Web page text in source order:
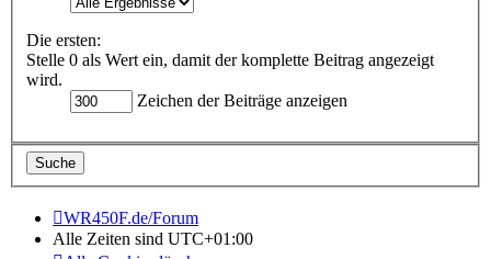
Die ersten:
Stelle 0 als Wert ein, damit der komplette Beitrag angezeigt
wird.
Zeichen der Beiträge anzeigen
WR450F.de/Forum
Alle Zeiten sind UTC+01:00